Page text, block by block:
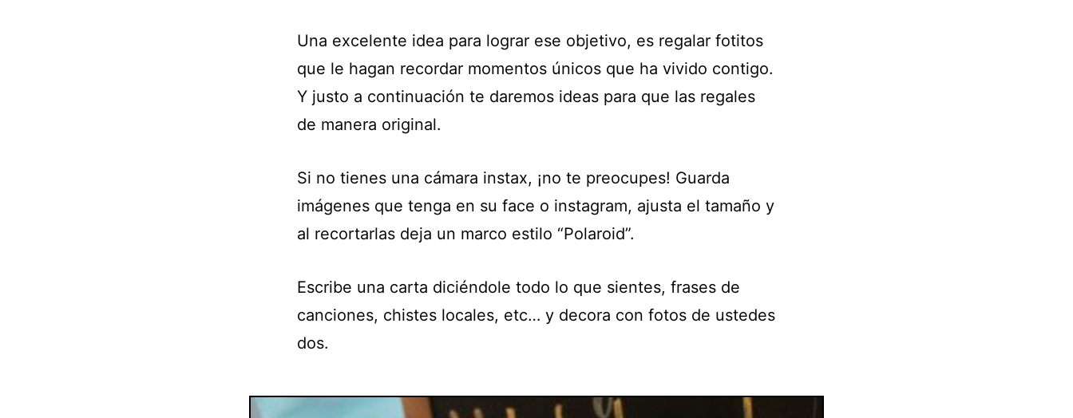
Una excelente idea para lograr ese objetivo, es regalar fotitos
que le hagan recordar momentos únicos que ha vivido contigo.
Y justo a continuación te daremos ideas para que las regales
de manera original.
Si no tienes una cámara instax, ¡no te preocupes! Guarda
imágenes que tenga en su face o instagram, ajusta el tamaño y
al recortarlas deja un marco estilo “Polaroid”.
Escribe una carta diciéndole todo lo que sientes, frases de
canciones, chistes locales, etc… y decora con fotos de ustedes
dos.